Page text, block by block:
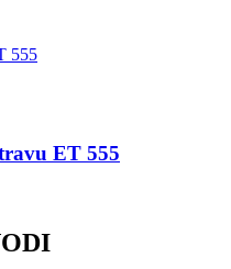
ET 555